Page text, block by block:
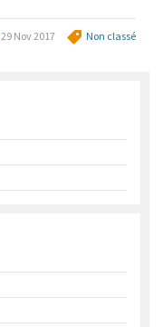
29 Nov 2017 Non classé